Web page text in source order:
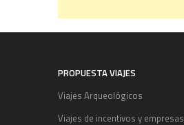
PROPUESTA VIAJES
Viajes Arqueológicos
Viajes de incentivos y empresas